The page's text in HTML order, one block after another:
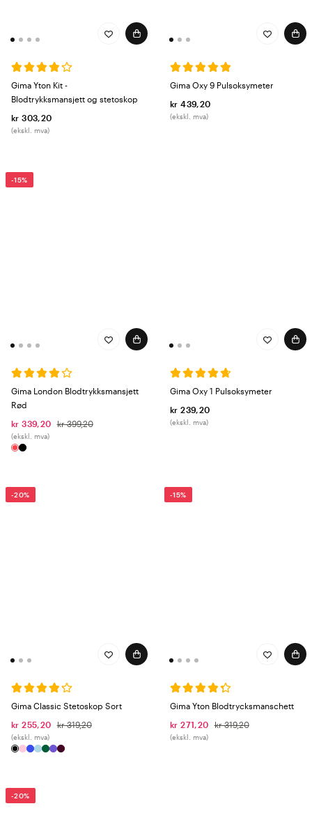
Gima Yton Kit -
Blodtrykksmansjett og stetoskop
kr 303,20
(ekskl. mva)
Gima Oxy 9 Pulsoksymeter
kr 439,20
(ekskl. mva)
-15%
Gima London Blodtrykksmansjett
Rød
kr 339,20
kr 399,20
(ekskl. mva)
Gima Oxy 1 Pulsoksymeter
kr 239,20
(ekskl. mva)
-20%
Gima Classic Stetoskop Sort
kr 255,20
kr 319,20
(ekskl. mva)
-15%
Gima Yton Blodtrycksmanschett
kr 271,20
kr 319,20
(ekskl. mva)
-20%